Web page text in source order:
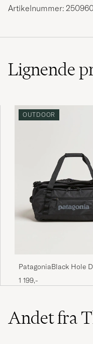
Artikelnummer:
Lignende
OUTDOOR
PatagoniaBlack Hole
40LBlack
1 199,-
Andet fra